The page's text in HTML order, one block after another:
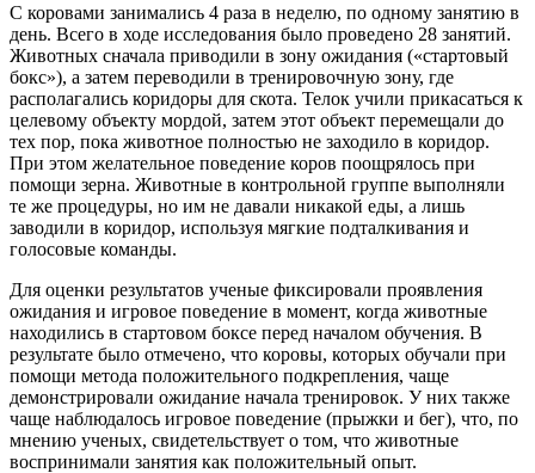
С коровами занимались 4 раза в неделю, по одному занятию в
день. Всего в ходе исследования было проведено 28 занятий.
Животных сначала приводили в зону ожидания («стартовый
бокс»), а затем переводили в тренировочную зону, где
располагались коридоры для скота. Телок учили прикасаться к
целевому объекту мордой, затем этот объект перемещали до
тех пор, пока животное полностью не заходило в коридор.
При этом желательное поведение коров поощрялось при
помощи зерна. Животные в контрольной группе выполняли
те же процедуры, но им не давали никакой еды, а лишь
заводили в коридор, используя мягкие подталкивания и
голосовые команды.
Для оценки результатов ученые фиксировали проявления
ожидания и игровое поведение в момент, когда животные
находились в стартовом боксе перед началом обучения. В
результате было отмечено, что коровы, которых обучали при
помощи метода положительного подкрепления, чаще
демонстрировали ожидание начала тренировок. У них также
чаще наблюдалось игровое поведение (прыжки и бег), что, по
мнению ученых, свидетельствует о том, что животные
воспринимали занятия как положительный опыт.